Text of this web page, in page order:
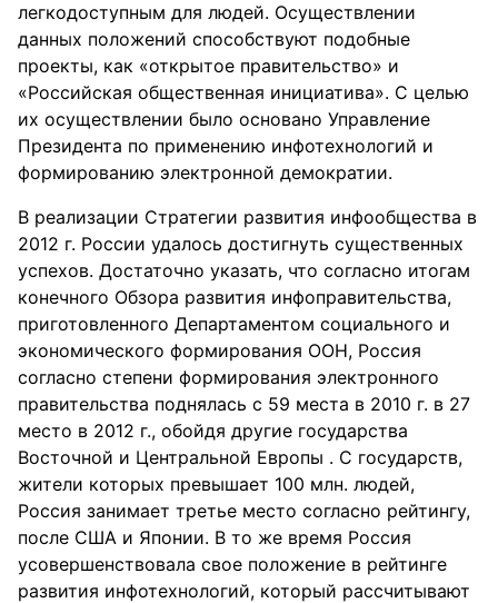
легкодоступным для людей. Осуществлении
данных положений способствуют подобные
проекты, как «открытое правительство» и
«Российская общественная инициатива». С целью
их осуществлении было основано Управление
Президента по применению инфотехнологий и
формированию электронной демократии.
В реализации Стратегии развития инфообщества в
2012 г. России удалось достигнуть существенных
успехов. Достаточно указать, что согласно итогам
конечного Обзора развития инфоправительства,
приготовленного Департаментом социального и
экономического формирования ООН, Россия
согласно степени формирования электронного
правительства поднялась с 59 места в 2010 г. в 27
место в 2012 г., обойдя другие государства
Восточной и Центральной Европы . С государств,
жители которых превышает 100 млн. людей,
Россия занимает третье место согласно рейтингу,
после США и Японии. В то же время Россия
усовершенствовала свое положение в рейтинге
развития инфотехнологий, который рассчитывают